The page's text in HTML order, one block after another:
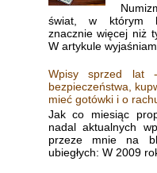
świat, w którym
znacznie więcej niż
W artykule
Wpisy sprzed lat
bezpieczeństwa,
mieć gotówki i o
Jak co miesiąc
nadal aktualnych
przeze mnie na
ubiegłych: W 2009